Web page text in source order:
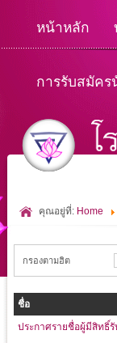
หน้าหลัก
การรับสมัคร
คุณอยู่ที่: Home
กรองตามฮิต
ชื่อ
ประกาศรายชื่อผู้มีสิทธิ์รั